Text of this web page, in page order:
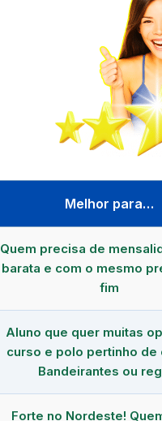
Melhor para…
Quem precisa de
barata e com o mesmo
fim
Aluno que quer muitas
curso e polo pertinho de
Bandeirantes ou
Forte no Nordeste!